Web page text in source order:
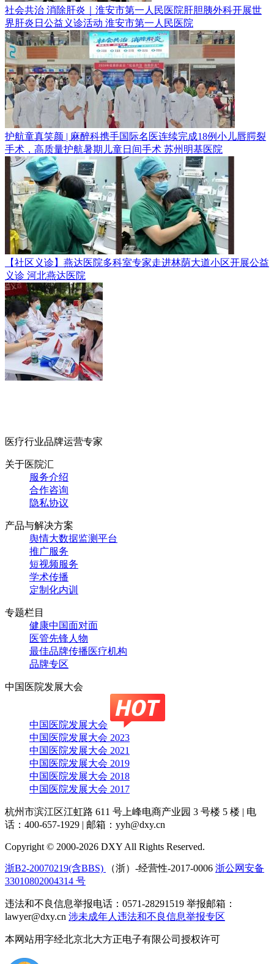
社会共治 消除肝炎｜淮安市第一人民医院肝胆胰外科开展世
界肝炎日公益义诊活动 淮安市第一人民医院
护航童真笑颜 | 麻醉科携手国际名医连续完成18例小儿唇腭裂
手术，高质量护航暑期儿童日间手术 苏州明基医院
【社区义诊】燕达医院多科室专家走进林荫大道小区开展公益
义诊 河北燕达医院
医疗行业品牌运营专家
关于医院汇
服务介绍
合作咨询
隐私协议
产品与解决方案
舆情大数据监测平台
推广服务
短视频服务
学术传播
定制化内训
专题栏目
健康中国面对面
医管先锋人物
最佳品牌传播医疗机构
品牌专区
中国医院发展大会
中国医院发展大会
中国医院发展大会 2023
中国医院发展大会 2021
中国医院发展大会 2019
中国医院发展大会 2018
中国医院发展大会 2017
杭州市滨江区江虹路 611 号上峰电商产业园 3 号楼 5 楼 | 电
话：400-657-1929 | 邮箱：yyh@dxy.cn
Copyright © 2000-2026 DXY All Rights Reserved.
浙B2-20070219(含BBS) （浙）-经营性-2017-0006 浙公网安备
33010802004314 号
违法和不良信息举报电话：0571-28291519 举报邮箱：
lawyer@dxy.cn 涉未成年人违法和不良信息举报专区
本网站用字经北京北大方正电子有限公司授权许可